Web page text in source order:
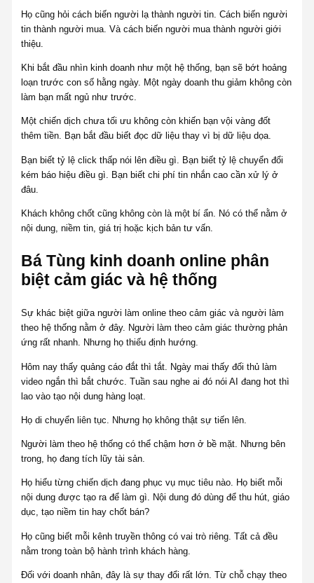
Họ cũng hỏi cách biến người lạ thành người tin. Cách biến người
tin thành người mua. Và cách biến người mua thành người giới
thiệu.
Khi bắt đầu nhìn kinh doanh như một hệ thống, bạn sẽ bớt hoảng
loạn trước con số hằng ngày. Một ngày doanh thu giảm không còn
làm bạn mất ngủ như trước.
Một chiến dịch chưa tối ưu không còn khiến bạn vội vàng đốt
thêm tiền. Bạn bắt đầu biết đọc dữ liệu thay vì bị dữ liệu dọa.
Bạn biết tỷ lệ click thấp nói lên điều gì. Bạn biết tỷ lệ chuyển đổi
kém báo hiệu điều gì. Bạn biết chi phí tin nhắn cao cần xử lý ở
đâu.
Khách không chốt cũng không còn là một bí ẩn. Nó có thể nằm ở
nội dung, niềm tin, giá trị hoặc kịch bản tư vấn.
Bá Tùng kinh doanh online phân
biệt cảm giác và hệ thống
Sự khác biệt giữa người làm online theo cảm giác và người làm
theo hệ thống nằm ở đây. Người làm theo cảm giác thường phản
ứng rất nhanh. Nhưng họ thiếu định hướng.
Hôm nay thấy quảng cáo đắt thì tắt. Ngày mai thấy đối thủ làm
video ngắn thì bắt chước. Tuần sau nghe ai đó nói AI đang hot thì
lao vào tạo nội dung hàng loạt.
Họ di chuyển liên tục. Nhưng họ không thật sự tiến lên.
Người làm theo hệ thống có thể chậm hơn ở bề mặt. Nhưng bên
trong, họ đang tích lũy tài sản.
Họ hiểu từng chiến dịch đang phục vụ mục tiêu nào. Họ biết mỗi
nội dung được tạo ra để làm gì. Nội dung đó dùng để thu hút, giáo
dục, tạo niềm tin hay chốt bán?
Họ cũng biết mỗi kênh truyền thông có vai trò riêng. Tất cả đều
nằm trong toàn bộ hành trình khách hàng.
Đối với doanh nhân, đây là sự thay đổi rất lớn. Từ chỗ chạy theo